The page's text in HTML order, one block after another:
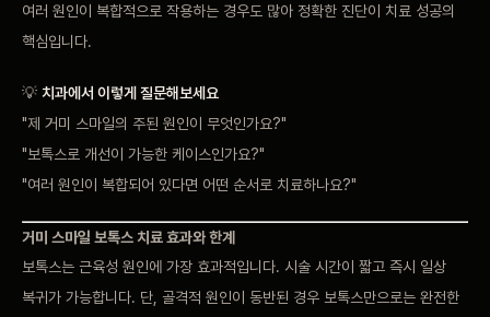
여러 원인이 복합적으로 작용하는 경우도 많아 정확한 진단이 치료 성공의
핵심입니다.
💡 치과에서 이렇게 질문해보세요
"제 거미 스마일의 주된 원인이 무엇인가요?"
"보톡스로 개선이 가능한 케이스인가요?"
"여러 원인이 복합되어 있다면 어떤 순서로 치료하나요?"
거미 스마일 보톡스 치료 효과와 한계
보톡스는 근육성 원인에 가장 효과적입니다. 시술 시간이 짧고 즉시 일상
복귀가 가능합니다. 단, 골격적 원인이 동반된 경우 보톡스만으로는 완전한